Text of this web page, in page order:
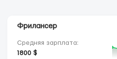
Фрилансер
Средняя зарплата:
1800 $